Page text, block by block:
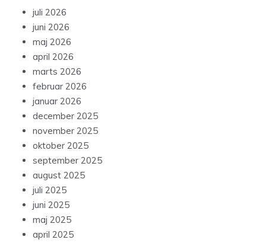
juli 2026
juni 2026
maj 2026
april 2026
marts 2026
februar 2026
januar 2026
december 2025
november 2025
oktober 2025
september 2025
august 2025
juli 2025
juni 2025
maj 2025
april 2025